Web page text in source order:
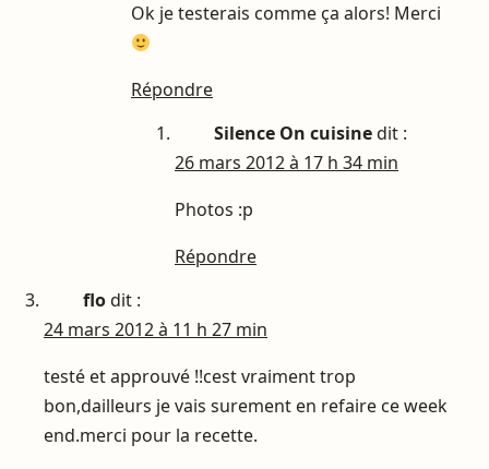
Ok je testerais comme ça alors! Merci
Répondre
Silence On cuisinedit :
26 mars 2012 à 17 h 34 min
Photos :p
Répondre
flodit :
24 mars 2012 à 11 h 27 min
testé et approuvé !!cest vraiment trop
bon,dailleurs je vais surement en refaire ce week
end.merci pour la recette.